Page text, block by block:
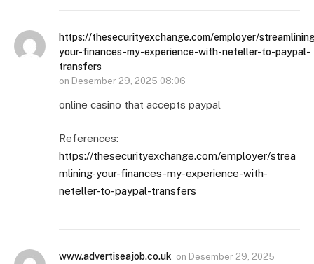
https://thesecurityexchange.com/employer/
your-finances-my-experience-with-neteller-to-paypal-
transfers
on Desember 29, 2025 08:06
online casino that accepts paypal
References:
https://thesecurityexchange.com/employer/strea
mlining-your-finances-my-experience-with-
neteller-to-paypal-transfers
www.advertiseajob.co.uk on Desember 29, 2025